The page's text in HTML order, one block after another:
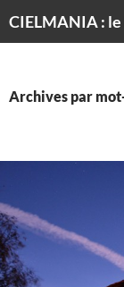
Archives par